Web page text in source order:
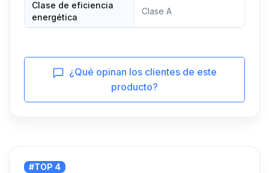
Clase de eficiencia
energética
Clase A
¿Qué opinan los clientes de este
producto?
#TOP 4